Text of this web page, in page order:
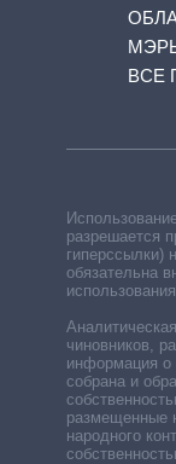
ВСЕ
разрешается
гиперссылки)
обязательна
чиновников,
информация о
собрана и
размещенные
народного